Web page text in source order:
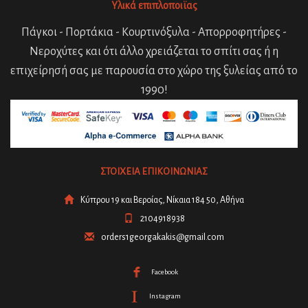
Υλικά επιπλοποιϊας
Πάγκοι - Πορτάκια - Κουρτινόξυλα - Απορροφητήρες -
Νεροχύτες και ότι άλλο χρειάζεται το σπίτι σας ή η
επιχείρησή σας με παρουσία στο χώρο της ξυλείας από το
1990!
ΣΤΟΙΧΕΙΑ ΕΠΙΚΟΙΝΩΝΙΑΣ
Κύπρου 19 και Βεροίας, Νίκαια 184 50, Αθήνα
2104918938
orders1georgakakis@gmail.com
Facebook
Instagram